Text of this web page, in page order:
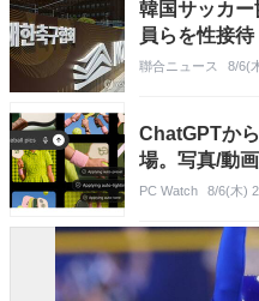
韓国サッカ
員らを性接待
聯合ニュース 8/6(
ChatGPTか
場。写真/動
PC Watch 8/6(木)